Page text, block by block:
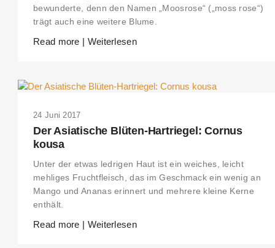
bewunderte, denn den Namen „Moosrose“ („moss rose“)
trägt auch eine weitere Blume.
Read more | Weiterlesen
24 Juni 2017
Der Asiatische Blüten-Hartriegel: Cornus
kousa
Unter der etwas ledrigen Haut ist ein weiches, leicht
mehliges Fruchtfleisch, das im Geschmack ein wenig an
Mango und Ananas erinnert und mehrere kleine Kerne
enthält.
Read more | Weiterlesen